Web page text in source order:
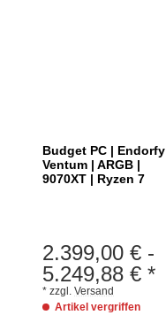
Budget PC | Endorfy
Ventum | ARGB |
9070XT | Ryzen 7
2.399,00 € -
5.249,88 € *
* zzgl. Versand
Artikel vergriffen